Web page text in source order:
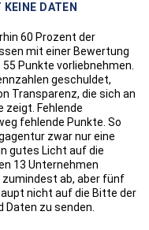
DATEN
60 Prozent der
mit einer Bewertung
Punkte vorliebnehmen.
geschuldet,
Transparenz, die sich an
Fehlende
fehlende Punkte. So
zwar nur eine
gutes Licht auf die
13 Unternehmen
zumindest ab, aber fünf
nicht auf die Bitte der
Daten zu senden.